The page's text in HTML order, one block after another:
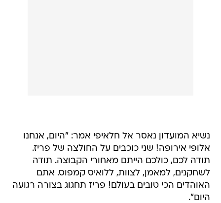
נשיא המועדון נאסר אל חלאיפי אמר: "היום, אנחנו
אלופי אירופה! שני כוכבים על החולצה של פריז.
תודה לכם, כולכם הייתם מאחורי הקבוצה. תודה
לשחקנים, למאמן, לצוות, ללואיס קמפוס. אתם
האוהדים הכי טובים בעולם! פריז תחגוג בצורה רגועה
היום".